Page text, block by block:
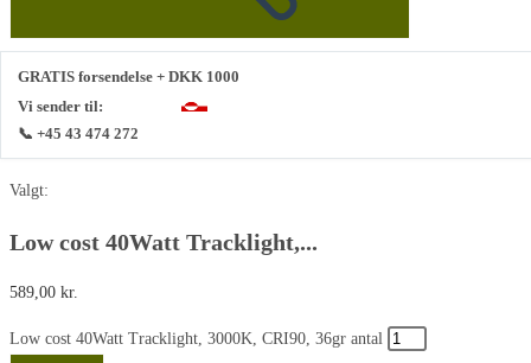
GRATIS forsendelse + DKK 1000
Vi sender til:
📞 +45 43 474 272
Valgt:
Low cost 40Watt Tracklight,...
589,00 kr.
Low cost 40Watt Tracklight, 3000K, CRI90, 36gr antal